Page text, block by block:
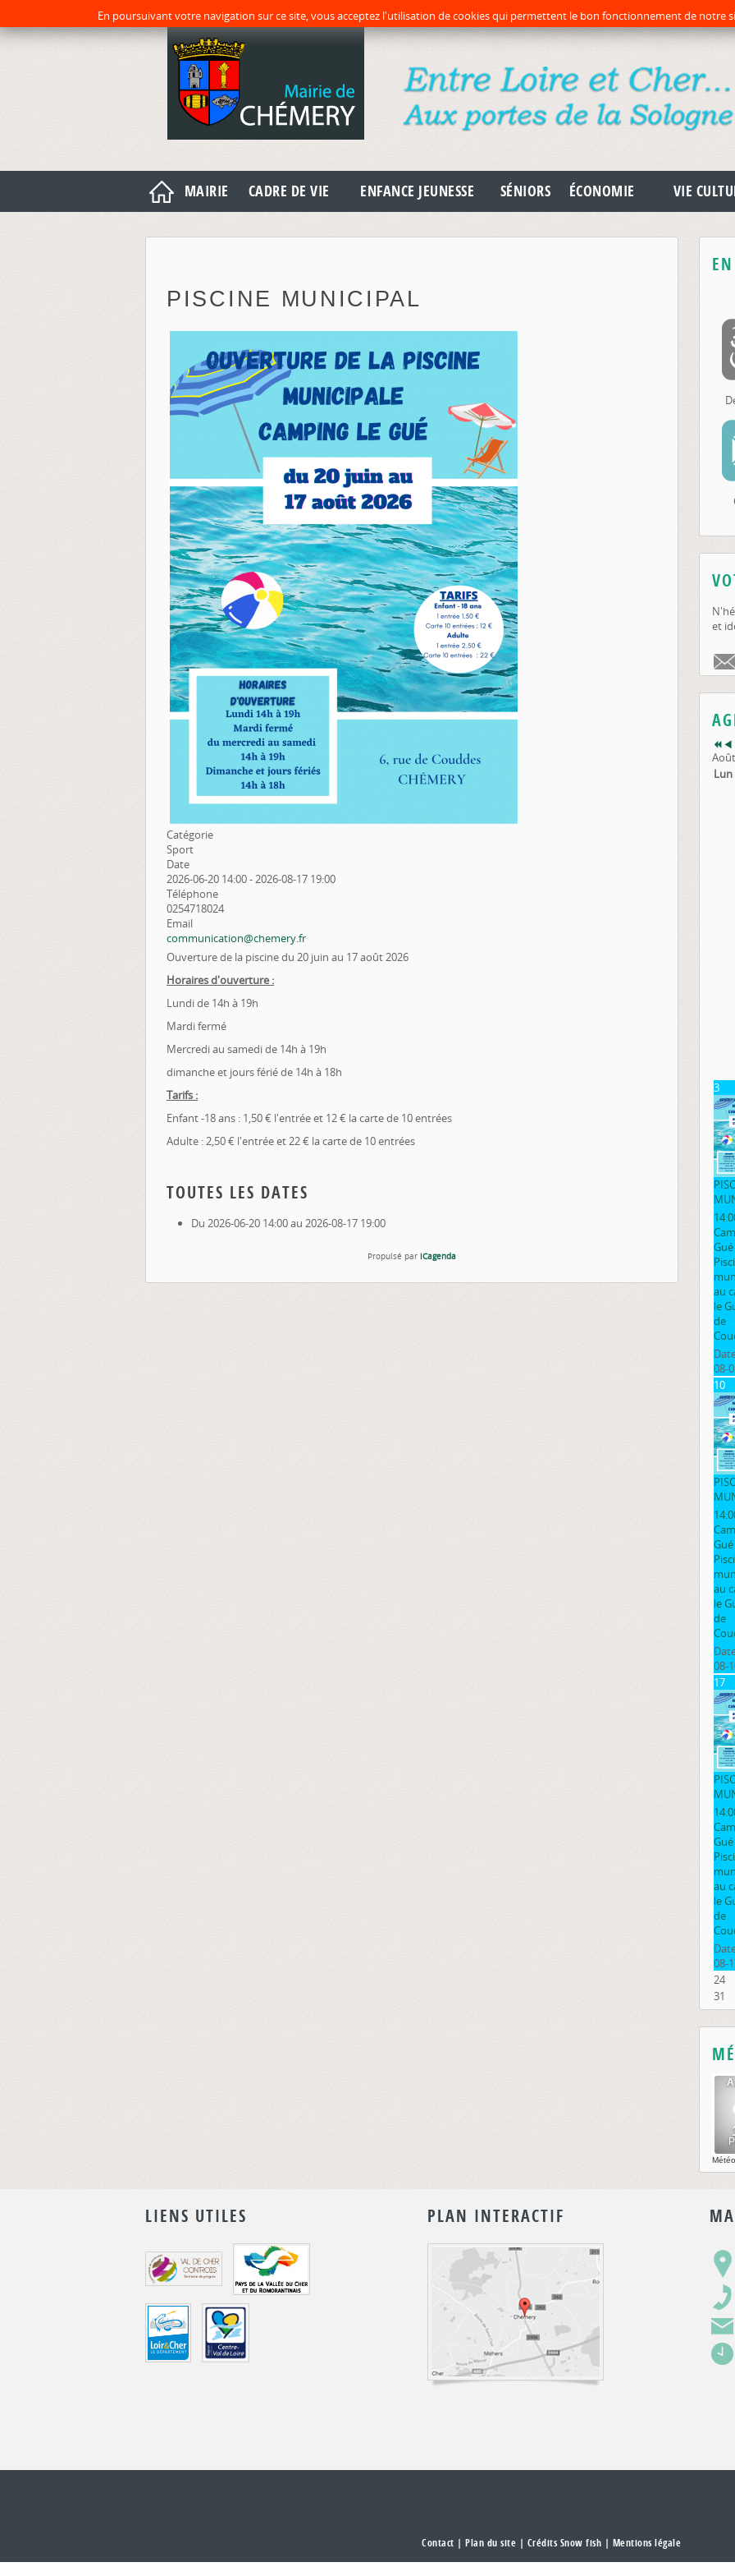
MAIRIE CADRE DE VIE ENFANCE JEUNESSE SÉNIORS ÉCONOMIE VIE
PISCINE MUNICIPAL
Catégorie
Sport
Date
2026-06-20 14:00-2026-08-17 19:00
Téléphone
0254718024
Email
communication@chemery.fr
Ouverture de la piscine du 20 juin au 17 août 2026
Horaires d'ouverture :
Lundi de 14h à 19h
Mardi fermé
Mercredi au samedi de 14h à 19h
dimanche et jours férié de 14h à 18h
Tarifs :
Enfant -18 ans : 1,50 € l'entrée et 12 € la carte de 10 entrées
Adulte : 2,50 € l'entrée et 22 € la carte de 10 entrées
TOUTES LES DATES
Du 2026-06-20 14:00au 2026-08-17 19:00
Propulsé par iCagenda
et
Lun
3
Gué
au
le
de
08-
10
Gué
au
le
de
08-
17
Gué
au
le
de
08-
24
31
LIENS UTILES PLAN INTERACTIF
Contact | Plan du site | Crédits Snow fish | Mentions légale
En poursuivant votre navigation sur ce site, vous acceptez l'utilisation de cookies qui permettent le bon fonctionnement de notre